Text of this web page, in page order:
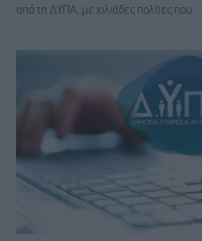
από τη ΔΥΠΑ, με χιλιάδες πολίτες που…